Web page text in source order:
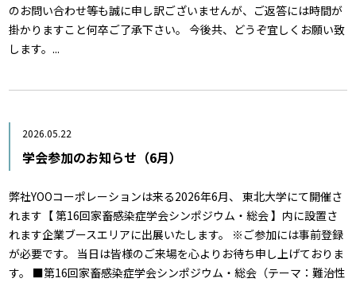
のお問い合わせ等も誠に申し訳ございませんが、ご返答には時間が
掛かりますこと何卒ご了承下さい。 今後共、どうぞ宜しくお願い致
します。...
2026.05.22
学会参加のお知らせ（6月）
弊社YOOコーポレーションは来る2026年6月、 東北大学にて開催さ
れます【 第16回家畜感染症学会シンポジウム・総会 】内に設置さ
れます企業ブースエリアに出展いたします。 ※ご参加には事前登録
が必要です。 当日は皆様のご来場を心よりお待ち申し上げておりま
す。 ■第16回家畜感染症学会シンポジウム・総会（テーマ：難治性